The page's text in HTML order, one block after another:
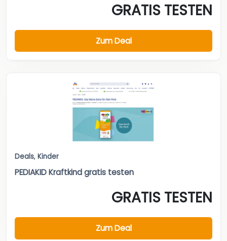
GRATIS TESTEN
Zum Deal
Deals, Kinder
PEDIAKID Kraftkind gratis testen
GRATIS TESTEN
Zum Deal